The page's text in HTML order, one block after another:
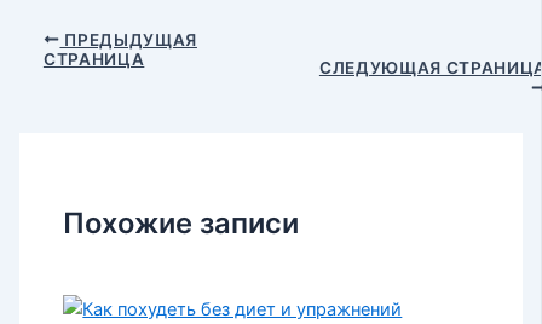
Навигация
ПРЕДЫДУЩАЯ
СТРАНИЦА
СЛЕДУЮЩАЯ
Похожие записи